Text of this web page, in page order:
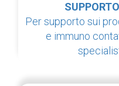
Per supporto sui
e immuno